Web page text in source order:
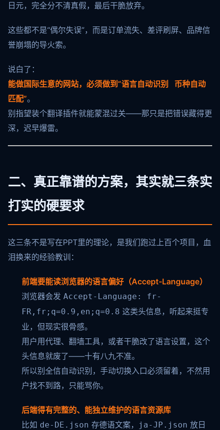
日元，完全分不清真假，最后干脆放弃。
这些都不是“偶尔失误”，而是订单流失、差评刷屏、品牌信
誉崩塌的导火索。
说白了：
能做国际生意的网站，必须做到“语言自动识别 币种自动
匹配”。
别指望装个翻译插件就能蒙混过关——那只是把错误藏得更
深，迟早爆雷。
二、真正靠谱的方案，其实就三条实
打实的硬要求
这三条不是写在PPT里的理论，是我们跑过上百个项目，血
泪换来的经验教训：
前端要能读浏览器的语言偏好（Accept-Language）
浏览器会发 Accept-Language: fr-
FR,fr;q=0.9,en;q=0.8 这类头信息，听起来挺专
业，但现实很骨感。
用户用代理、翻墙工具，或者干脆改了语言设置，这个
头信息就废了——十有八九不准。
所以别全信自动识别，手动切换入口必须留着，不然用
户找不到路，只能骂你。
后端得有完整的、能独立维护的语言资源库
比如 de-DE.json 存德语文案， ja-JP.json 放日